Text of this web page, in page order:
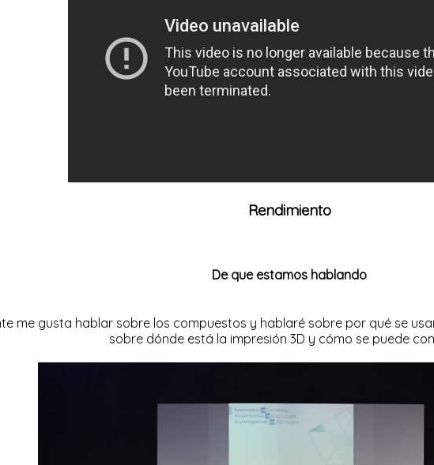
Rendimiento
De que estamos hablando
me gusta hablar sobre los compuestos y hablaré sobre por qué se
sobre dónde está la impresión 3D y cómo se puede